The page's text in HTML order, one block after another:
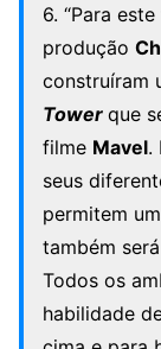
6. “Para
produção
construíram
Tower que
filme Mavel.
seus
permitem
também
Todos os
habilidade